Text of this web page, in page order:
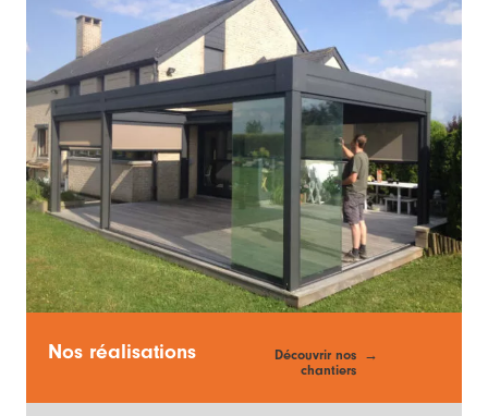
Nos réalisations
Découvrir nos
chantiers